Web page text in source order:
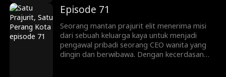
disadari justru terseret ke dalam konspirasi
yang lebih besar. Pada akhirnya, mereka
bekerja sama untuk menghancurkan
persaingan jahat dan rencana gelap para
musuh.
Episode 71
Seorang mantan prajurit elit menerima misi
dari sebuah keluarga kaya untuk menjadi
pengawal pribadi seorang CEO wanita yang
dingin dan berwibawa. Dengan kecerdasan